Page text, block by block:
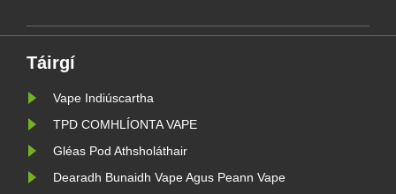
Táirgí
Vape Indiúscartha
TPD COMHLÍONTA VAPE
Gléas Pod Athsholáthair
Dearadh Bunaidh Vape Agus Peann Vape